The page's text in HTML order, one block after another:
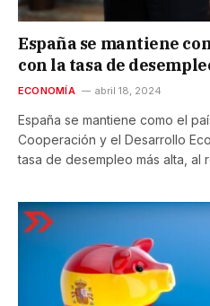
España se mantiene
con la tasa de
ECONOMÍA abril 18, 2024
España se mantiene como el
Cooperación y el Desarrollo
tasa de desempleo más alta, al